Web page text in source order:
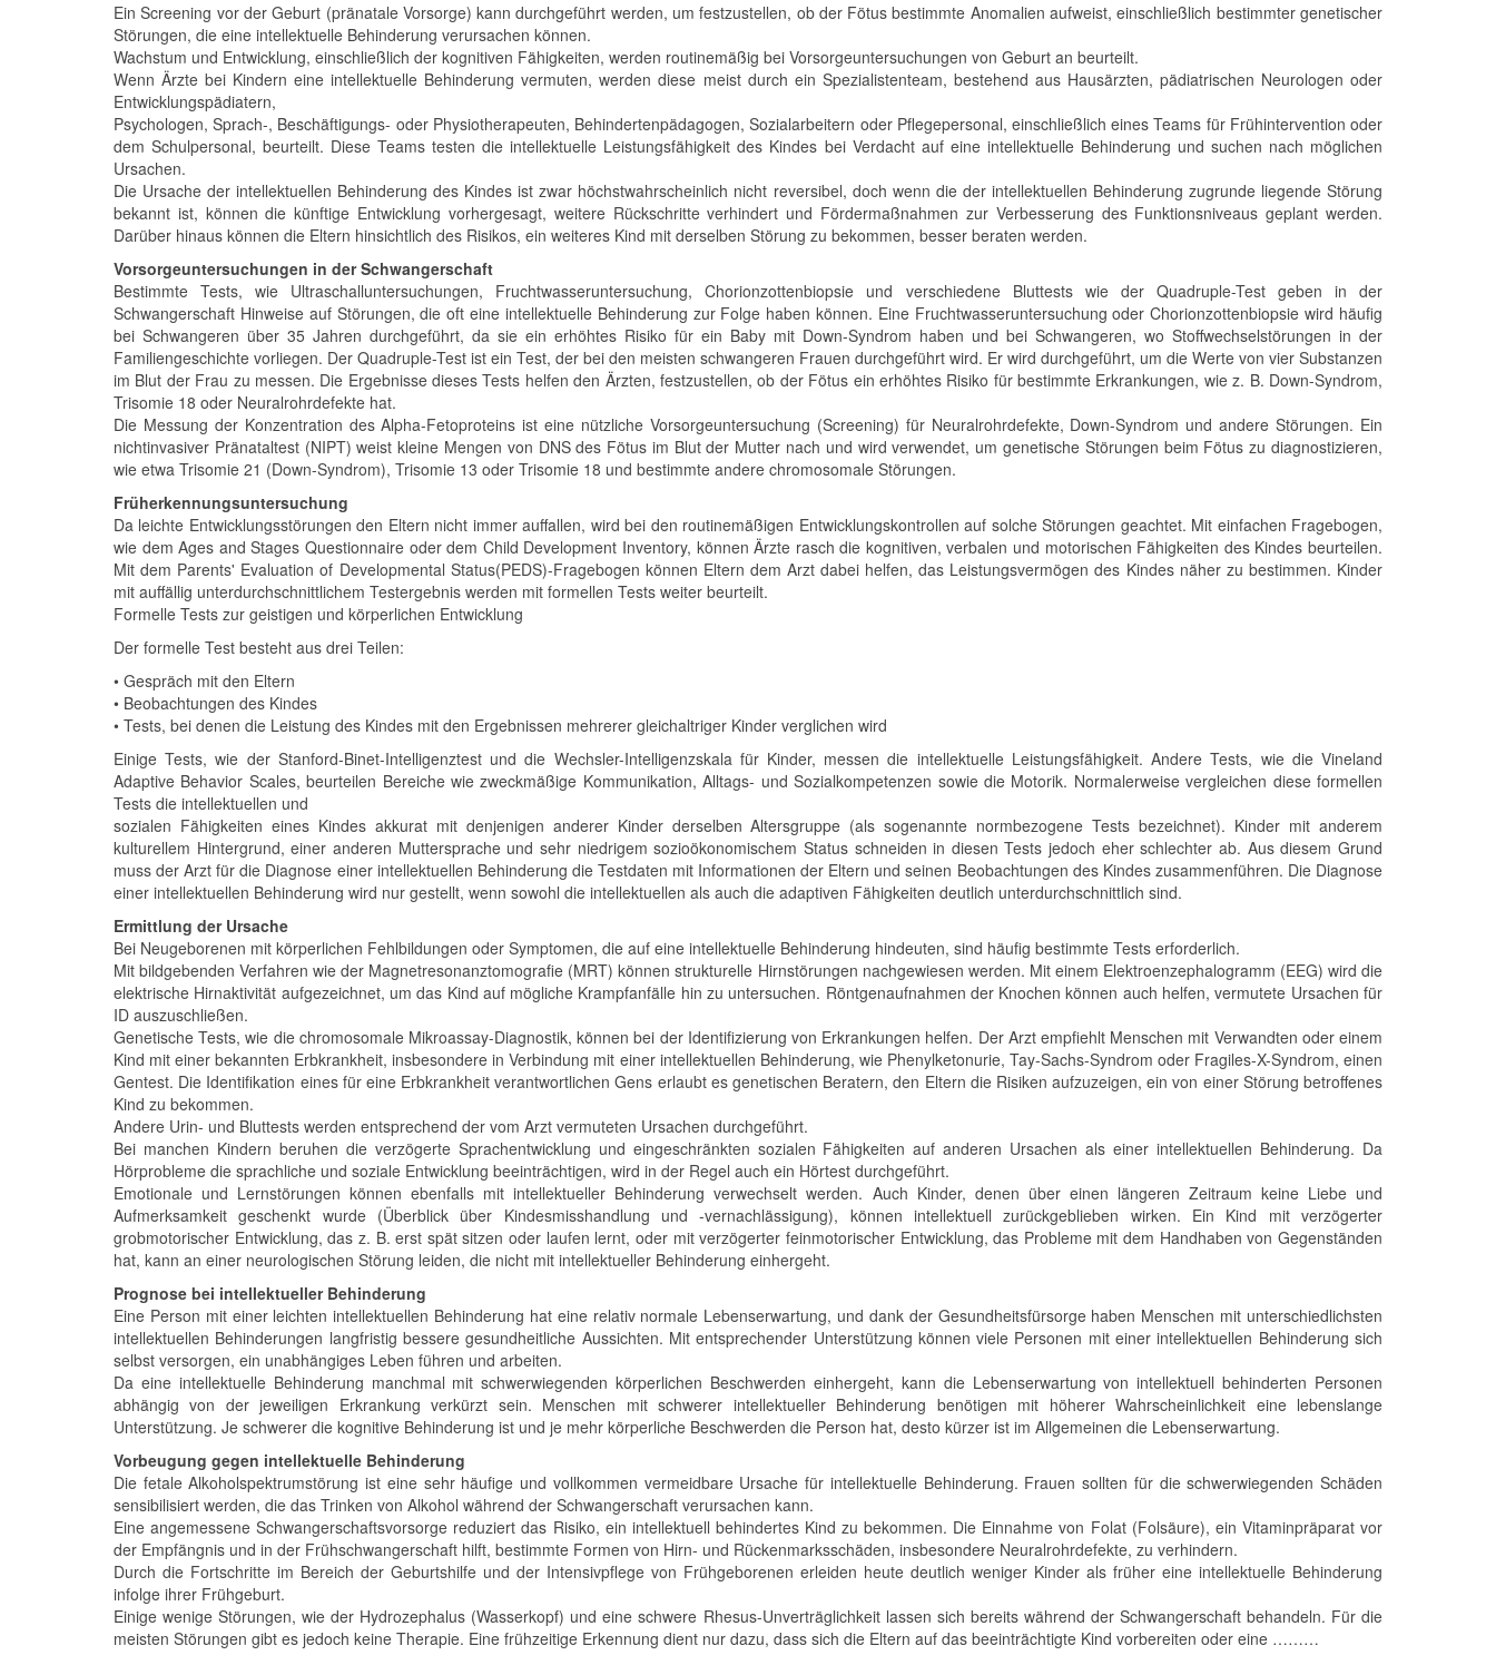
Ein Screening vor der Geburt (pränatale Vorsorge) kann durchgeführt werden, um festzustellen, ob der Fötus bestimmte Anomalien aufweist, einschließlich bestimmter genetischer
Störungen, die eine intellektuelle Behinderung verursachen können.
Wachstum und Entwicklung, einschließlich der kognitiven Fähigkeiten, werden routinemäßig bei Vorsorgeuntersuchungen von Geburt an beurteilt.
Wenn Ärzte bei Kindern eine intellektuelle Behinderung vermuten, werden diese meist durch ein Spezialistenteam, bestehend aus Hausärzten, pädiatrischen Neurologen oder
Entwicklungspädiatern,
Psychologen, Sprach-, Beschäftigungs- oder Physiotherapeuten, Behindertenpädagogen, Sozialarbeitern oder Pflegepersonal, einschließlich eines Teams für Frühintervention oder
dem Schulpersonal, beurteilt. Diese Teams testen die intellektuelle Leistungsfähigkeit des Kindes bei Verdacht auf eine intellektuelle Behinderung und suchen nach möglichen
Ursachen.
Die Ursache der intellektuellen Behinderung des Kindes ist zwar höchstwahrscheinlich nicht reversibel, doch wenn die der intellektuellen Behinderung zugrunde liegende Störung
bekannt ist, können die künftige Entwicklung vorhergesagt, weitere Rückschritte verhindert und Fördermaßnahmen zur Verbesserung des Funktionsniveaus geplant werden.
Darüber hinaus können die Eltern hinsichtlich des Risikos, ein weiteres Kind mit derselben Störung zu bekommen, besser beraten werden.
Vorsorgeuntersuchungen in der Schwangerschaft
Bestimmte Tests, wie Ultraschalluntersuchungen, Fruchtwasseruntersuchung, Chorionzottenbiopsie und verschiedene Bluttests wie der Quadruple-Test geben in der
Schwangerschaft Hinweise auf Störungen, die oft eine intellektuelle Behinderung zur Folge haben können. Eine Fruchtwasseruntersuchung oder Chorionzottenbiopsie wird häufig
bei Schwangeren über 35 Jahren durchgeführt, da sie ein erhöhtes Risiko für ein Baby mit Down-Syndrom haben und bei Schwangeren, wo Stoffwechselstörungen in der
Familiengeschichte vorliegen. Der Quadruple-Test ist ein Test, der bei den meisten schwangeren Frauen durchgeführt wird. Er wird durchgeführt, um die Werte von vier Substanzen
im Blut der Frau zu messen. Die Ergebnisse dieses Tests helfen den Ärzten, festzustellen, ob der Fötus ein erhöhtes Risiko für bestimmte Erkrankungen, wie z. B. Down-Syndrom,
Trisomie 18 oder Neuralrohrdefekte hat.
Die Messung der Konzentration des Alpha-Fetoproteins ist eine nützliche Vorsorgeuntersuchung (Screening) für Neuralrohrdefekte, Down-Syndrom und andere Störungen. Ein
nichtinvasiver Pränataltest (NIPT) weist kleine Mengen von DNS des Fötus im Blut der Mutter nach und wird verwendet, um genetische Störungen beim Fötus zu diagnostizieren,
wie etwa Trisomie 21 (Down-Syndrom), Trisomie 13 oder Trisomie 18 und bestimmte andere chromosomale Störungen.
Früherkennungsuntersuchung
Da leichte Entwicklungsstörungen den Eltern nicht immer auffallen, wird bei den routinemäßigen Entwicklungskontrollen auf solche Störungen geachtet. Mit einfachen Fragebogen,
wie dem Ages and Stages Questionnaire oder dem Child Development Inventory, können Ärzte rasch die kognitiven, verbalen und motorischen Fähigkeiten des Kindes beurteilen.
Mit dem Parents' Evaluation of Developmental Status(PEDS)-Fragebogen können Eltern dem Arzt dabei helfen, das Leistungsvermögen des Kindes näher zu bestimmen. Kinder
mit auffällig unterdurchschnittlichem Testergebnis werden mit formellen Tests weiter beurteilt.
Formelle Tests zur geistigen und körperlichen Entwicklung
Der formelle Test besteht aus drei Teilen:
• Gespräch mit den Eltern
• Beobachtungen des Kindes
• Tests, bei denen die Leistung des Kindes mit den Ergebnissen mehrerer gleichaltriger Kinder verglichen wird
Einige Tests, wie der Stanford-Binet-Intelligenztest und die Wechsler-Intelligenzskala für Kinder, messen die intellektuelle Leistungsfähigkeit. Andere Tests, wie die Vineland
Adaptive Behavior Scales, beurteilen Bereiche wie zweckmäßige Kommunikation, Alltags- und Sozialkompetenzen sowie die Motorik. Normalerweise vergleichen diese formellen
Tests die intellektuellen und
sozialen Fähigkeiten eines Kindes akkurat mit denjenigen anderer Kinder derselben Altersgruppe (als sogenannte normbezogene Tests bezeichnet). Kinder mit anderem
kulturellem Hintergrund, einer anderen Muttersprache und sehr niedrigem sozioökonomischem Status schneiden in diesen Tests jedoch eher schlechter ab. Aus diesem Grund
muss der Arzt für die Diagnose einer intellektuellen Behinderung die Testdaten mit Informationen der Eltern und seinen Beobachtungen des Kindes zusammenführen. Die Diagnose
einer intellektuellen Behinderung wird nur gestellt, wenn sowohl die intellektuellen als auch die adaptiven Fähigkeiten deutlich unterdurchschnittlich sind.
Ermittlung der Ursache
Bei Neugeborenen mit körperlichen Fehlbildungen oder Symptomen, die auf eine intellektuelle Behinderung hindeuten, sind häufig bestimmte Tests erforderlich.
Mit bildgebenden Verfahren wie der Magnetresonanztomografie (MRT) können strukturelle Hirnstörungen nachgewiesen werden. Mit einem Elektroenzephalogramm (EEG) wird die
elektrische Hirnaktivität aufgezeichnet, um das Kind auf mögliche Krampfanfälle hin zu untersuchen. Röntgenaufnahmen der Knochen können auch helfen, vermutete Ursachen für
ID auszuschließen.
Genetische Tests, wie die chromosomale Mikroassay-Diagnostik, können bei der Identifizierung von Erkrankungen helfen. Der Arzt empfiehlt Menschen mit Verwandten oder einem
Kind mit einer bekannten Erbkrankheit, insbesondere in Verbindung mit einer intellektuellen Behinderung, wie Phenylketonurie, Tay-Sachs-Syndrom oder Fragiles-X-Syndrom, einen
Gentest. Die Identifikation eines für eine Erbkrankheit verantwortlichen Gens erlaubt es genetischen Beratern, den Eltern die Risiken aufzuzeigen, ein von einer Störung betroffenes
Kind zu bekommen.
Andere Urin- und Bluttests werden entsprechend der vom Arzt vermuteten Ursachen durchgeführt.
Bei manchen Kindern beruhen die verzögerte Sprachentwicklung und eingeschränkten sozialen Fähigkeiten auf anderen Ursachen als einer intellektuellen Behinderung. Da
Hörprobleme die sprachliche und soziale Entwicklung beeinträchtigen, wird in der Regel auch ein Hörtest durchgeführt.
Emotionale und Lernstörungen können ebenfalls mit intellektueller Behinderung verwechselt werden. Auch Kinder, denen über einen längeren Zeitraum keine Liebe und
Aufmerksamkeit geschenkt wurde (Überblick über Kindesmisshandlung und -vernachlässigung), können intellektuell zurückgeblieben wirken. Ein Kind mit verzögerter
grobmotorischer Entwicklung, das z. B. erst spät sitzen oder laufen lernt, oder mit verzögerter feinmotorischer Entwicklung, das Probleme mit dem Handhaben von Gegenständen
hat, kann an einer neurologischen Störung leiden, die nicht mit intellektueller Behinderung einhergeht.
Prognose bei intellektueller Behinderung
Eine Person mit einer leichten intellektuellen Behinderung hat eine relativ normale Lebenserwartung, und dank der Gesundheitsfürsorge haben Menschen mit unterschiedlichsten
intellektuellen Behinderungen langfristig bessere gesundheitliche Aussichten. Mit entsprechender Unterstützung können viele Personen mit einer intellektuellen Behinderung sich
selbst versorgen, ein unabhängiges Leben führen und arbeiten.
Da eine intellektuelle Behinderung manchmal mit schwerwiegenden körperlichen Beschwerden einhergeht, kann die Lebenserwartung von intellektuell behinderten Personen
abhängig von der jeweiligen Erkrankung verkürzt sein. Menschen mit schwerer intellektueller Behinderung benötigen mit höherer Wahrscheinlichkeit eine lebenslange
Unterstützung. Je schwerer die kognitive Behinderung ist und je mehr körperliche Beschwerden die Person hat, desto kürzer ist im Allgemeinen die Lebenserwartung.
Vorbeugung gegen intellektuelle Behinderung
Die fetale Alkoholspektrumstörung ist eine sehr häufige und vollkommen vermeidbare Ursache für intellektuelle Behinderung. Frauen sollten für die schwerwiegenden Schäden
sensibilisiert werden, die das Trinken von Alkohol während der Schwangerschaft verursachen kann.
Eine angemessene Schwangerschaftsvorsorge reduziert das Risiko, ein intellektuell behindertes Kind zu bekommen. Die Einnahme von Folat (Folsäure), ein Vitaminpräparat vor
der Empfängnis und in der Frühschwangerschaft hilft, bestimmte Formen von Hirn- und Rückenmarksschäden, insbesondere Neuralrohrdefekte, zu verhindern.
Durch die Fortschritte im Bereich der Geburtshilfe und der Intensivpflege von Frühgeborenen erleiden heute deutlich weniger Kinder als früher eine intellektuelle Behinderung
infolge ihrer Frühgeburt.
Einige wenige Störungen, wie der Hydrozephalus (Wasserkopf) und eine schwere Rhesus-Unverträglichkeit lassen sich bereits während der Schwangerschaft behandeln. Für die
meisten Störungen gibt es jedoch keine Therapie. Eine frühzeitige Erkennung dient nur dazu, dass sich die Eltern auf das beeinträchtigte Kind vorbereiten oder eine ………